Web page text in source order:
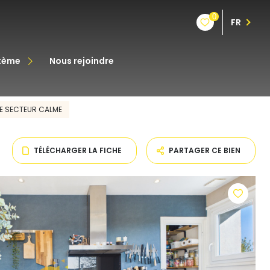
0 FR
nous rejoindre
SECTEUR CALME
TÉLÉCHARGER LA FICHE PARTAGER CE BIEN